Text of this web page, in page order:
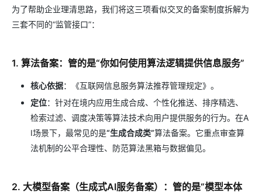
为了帮助企业理清思路，我们将这三项看似交叉的备案制度拆解为
三套不同的“监管接口”：
1. 算法备案：管的是“你如何使用算法逻辑提供信息服务”
核心依据：《互联网信息服务算法推荐管理规定》。
定位：针对在境内应用生成合成、个性化推送、排序精选、
检索过滤、调度决策等算法技术向用户提供服务的行为。在A
I场景下，最常见的是“生成合成类”算法备案。它重点审查算
法机制的公平合理性、防范算法黑箱与数据偏见。
2. 大模型备案（生成式AI服务备案）：管的是“模型本体